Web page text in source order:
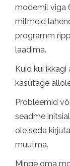
modemil viga
mitmeid
programm
laadima.
Kuid kui ikkagi
kasutage
Probleemid
seadme
ole seda
muutma.
Minge oma